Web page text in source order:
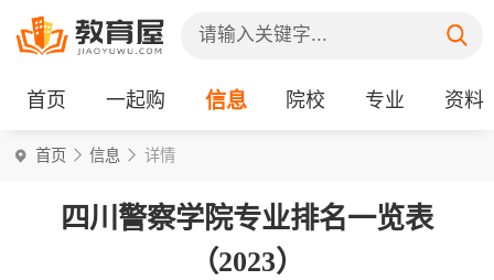
首页 一起购 信息 院校 专业 资料
首页 信息 详情
四川警察学院专业排名一览表
（2023）